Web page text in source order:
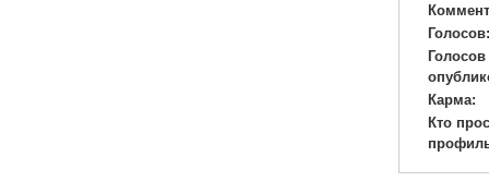
Голосов
Карма:
Кто